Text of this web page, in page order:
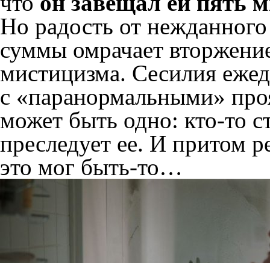
Но радость от
суммы омрачает
мистицизма. Сесилия
с «паранормальными»
может быть одно: кто-то
преследует ее. И притом
это мог быть-то…